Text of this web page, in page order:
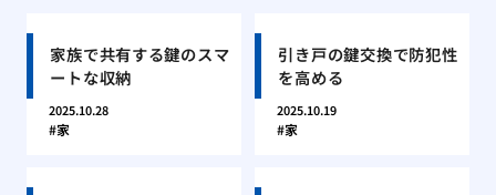
家族で共有する鍵のスマ
ートな収納
2025.10.28
家
引き戸の鍵交換で防犯性
を高める
2025.10.19
家